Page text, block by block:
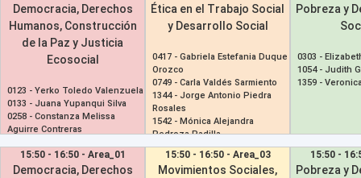
Democracia, Derechos
Humanos, Construcción
de la Paz y Justicia
Ecosocial
0123 - Yerko Toledo Valenzuela
0133 - Juana Yupanqui Silva
0258 - Constanza Melissa
Aguirre Contreras
15:50 - 16:50 - Area_01
Democracia, Derechos
Ética en el Trabajo Social
y Desarrollo Social
0417 - Gabriela Estefania Duque
Orozco
0749 - Carla Valdés Sarmiento
1344 - Jorge Antonio Piedra
Rosales
1542 - Mónica Alejandra
Pedroza Padilla
15:50 - 16:50 - Area_03
Movimientos Sociales,
Pobreza y
0303 -
1054 - Judith
1359 -
15:50 -
Pobreza y